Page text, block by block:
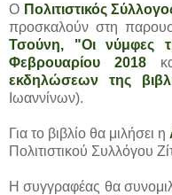
Ο Πολιτιστικός
προσκαλούν στη
Τσούνη, "Οι νύμφες
Φεβρουαρίου 2018
εκδηλώσεων της
Ιωαννίνων).
Για το βιβλίο θα μιλήσει η
Πολιτιστικού Συλλόγου
Η συγγραφέας θα